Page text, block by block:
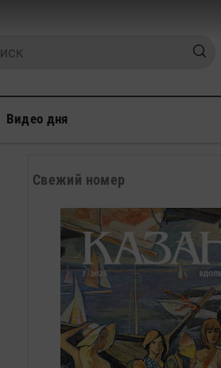
Видео дня
Свежий номер